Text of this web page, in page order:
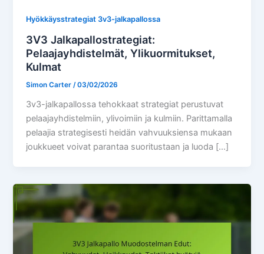
Hyökkäysstrategiat 3v3-jalkapallossa
3V3 Jalkapallostrategiat:
Pelaajayhdistelmät, Ylikuormitukset,
Kulmat
Simon Carter/03/02/2026
3v3-jalkapallossa tehokkaat strategiat perustuvat
pelaajayhdistelmiin, ylivoimiin ja kulmiin. Parittamalla
pelaajia strategisesti heidän vahvuuksiensa mukaan
joukkueet voivat parantaa suoritustaan ja luoda […]